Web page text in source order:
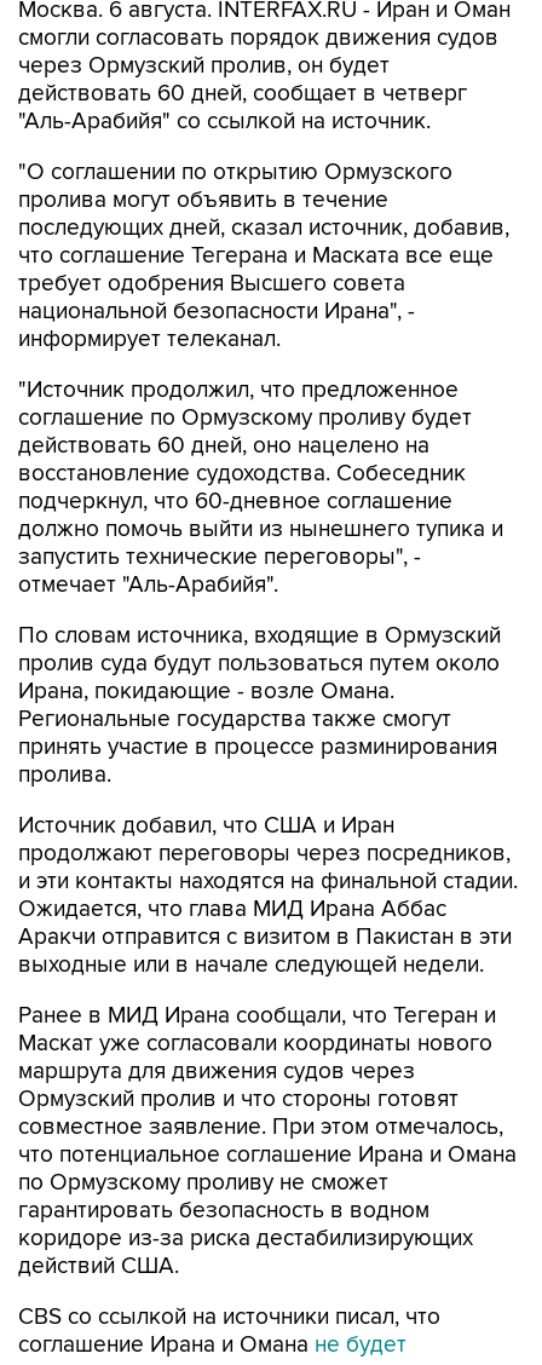
через Ормузский пролив, он будет
действовать 60 дней, сообщает в четверг
"Аль-Арабийя" со ссылкой на источник.
"О соглашении по открытию Ормузского
последующих дней, сказал источник, добавив,
что соглашение Тегерана и Маската все еще
требует одобрения Высшего совета
национальной безопасности Ирана", -
информирует телеканал.
"Источник продолжил, что предложенное
действовать 60 дней, оно нацелено на
восстановление судоходства. Собеседник
подчеркнул, что 60-дневное соглашение
должно помочь выйти из нынешнего тупика и
запустить технические переговоры", -
отмечает "Аль-Арабийя".
По словам источника, входящие в Ормузский
Ирана, покидающие - возле Омана.
Региональные государства также смогут
принять участие в процессе разминирования
пролива.
Источник добавил, что США и Иран
и эти контакты находятся на финальной стадии.
Ожидается, что глава МИД Ирана Аббас
Аракчи отправится с визитом в Пакистан в эти
выходные или в начале следующей недели.
Ранее в МИД Ирана сообщали, что Тегеран и
маршрута для движения судов через
Ормузский пролив и что стороны готовят
совместное заявление. При этом отмечалось,
что потенциальное соглашение Ирана и Омана
по Ормузскому проливу не сможет
гарантировать безопасность в водном
коридоре из-за риска дестабилизирующих
действий США.
CBS со ссылкой на источники писал, что
предусматривать платуза проход через
пролив.